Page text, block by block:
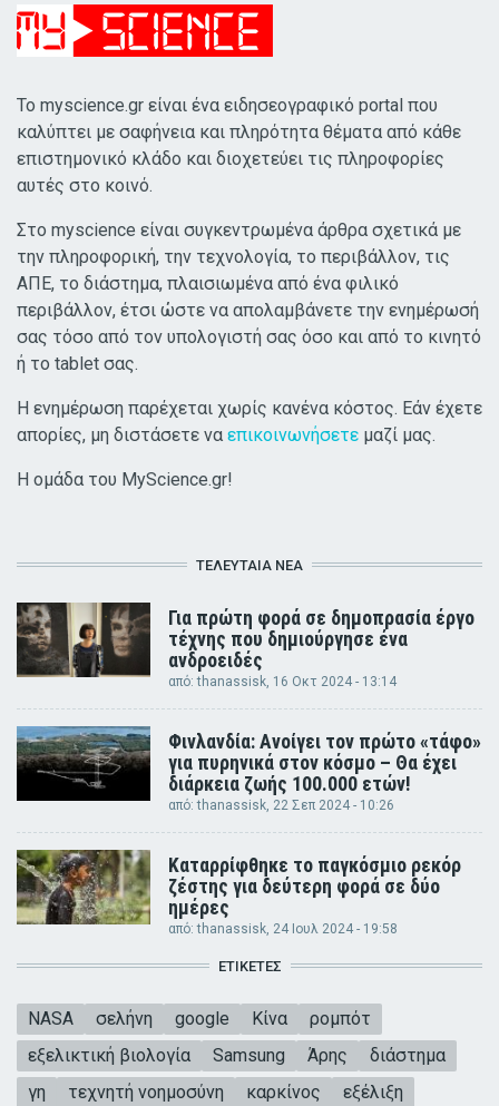
Το myscience.gr είναι ένα ειδησεογραφικό portal που
καλύπτει με σαφήνεια και πληρότητα θέματα από κάθε
επιστημονικό κλάδο και διοχετεύει τις πληροφορίες
αυτές στο κοινό.
Στο myscience είναι συγκεντρωμένα άρθρα σχετικά με
την πληροφορική, την τεχνολογία, το περιβάλλον, τις
ΑΠΕ, το διάστημα, πλαισιωμένα από ένα φιλικό
περιβάλλον, έτσι ώστε να απολαμβάνετε την ενημέρωσή
σας τόσο από τον υπολογιστή σας όσο και από το κινητό
ή το tablet σας.
Η ενημέρωση παρέχεται χωρίς κανένα κόστος. Εάν έχετε
απορίες, μη διστάσετε να επικοινωνήσετε μαζί μας.
Η ομάδα του MyScience.gr!
ΤΕΛΕΥΤΑΊΑ ΝΈΑ
Για πρώτη φορά σε δημοπρασία έργο
τέχνης που δημιούργησε ένα
ανδροειδές
από:thanassisk, 16 Οκτ 2024 - 13:14
Φινλανδία: Ανοίγει τον πρώτο «τάφο»
για πυρηνικά στον κόσμο – Θα έχει
διάρκεια ζωής 100.000 ετών!
από:thanassisk, 22 Σεπ 2024 - 10:26
Καταρρίφθηκε το παγκόσμιο ρεκόρ
ζέστης για δεύτερη φορά σε δύο
ημέρες
από:thanassisk, 24 Ιουλ 2024 - 19:58
ΕΤΙΚΈΤΕΣ
NASA σελήνη google Κίνα
ρομπότ
εξελικτική βιολογία
Samsung Άρης
διάστημα
γη
τεχνητή νοημοσύνη καρκίνος εξέλιξη